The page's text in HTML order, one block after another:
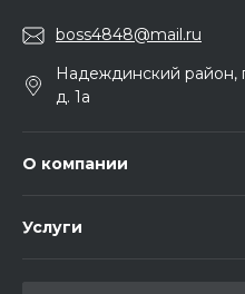
boss4848@mail.ru
Надеждинский район,
д. 1а
О компании
Услуги